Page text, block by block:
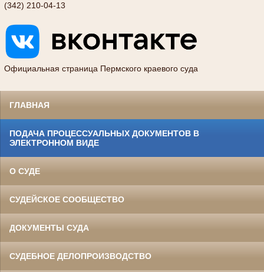
(342) 210-04-13
Официальная страница Пермского краевого суда
ГЛАВНАЯ
ПОДАЧА ПРОЦЕССУАЛЬНЫХ ДОКУМЕНТОВ В
ЭЛЕКТРОННОМ ВИДЕ
О СУДЕ
СУДЕЙСКОЕ СООБЩЕСТВО
ДОКУМЕНТЫ СУДА
СУДЕБНОЕ ДЕЛОПРОИЗВОДСТВО